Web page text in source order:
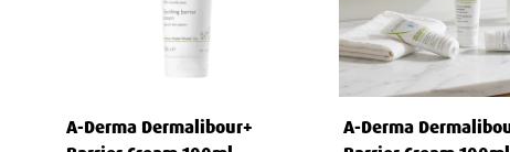
A-Derma Dermalibour+
A-Derma